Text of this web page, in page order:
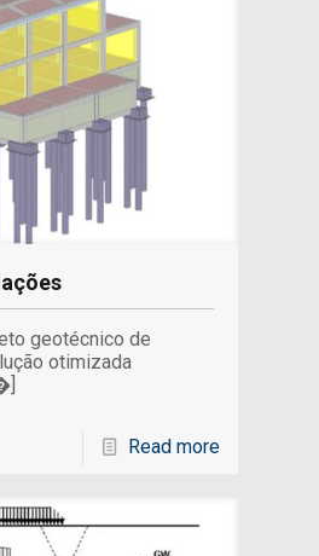
geotécnico de
otimizada
Read more